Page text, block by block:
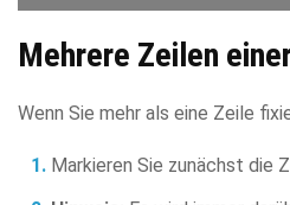
Mehrere Zeilen
Wenn Sie mehr als eine Zeile
Markieren Sie zunächst die